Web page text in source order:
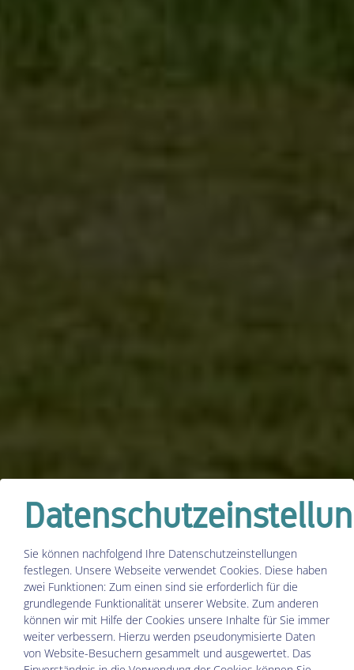
Sie können nachfolgend Ihre Datenschutzeinstellungen
festlegen. Unsere Webseite verwendet Cookies. Diese haben
zwei Funktionen: Zum einen sind sie erforderlich für die
grundlegende Funktionalität unserer Website. Zum anderen
können wir mit Hilfe der Cookies unsere Inhalte für Sie immer
weiter verbessern. Hierzu werden pseudonymisierte Daten
von Website-Besuchern gesammelt und ausgewertet. Das